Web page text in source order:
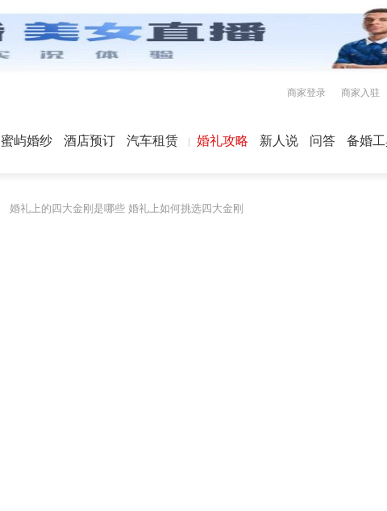
商家登录 商家入驻
蜜屿婚纱 酒店预订 汽车租赁 婚礼攻略 新人说 问答 备婚
婚礼上的四大金刚是哪些 婚礼上如何挑选四大金刚